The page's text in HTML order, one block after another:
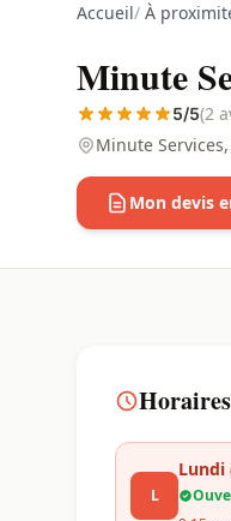
Accueil/ À
Minute
5/5(2
Minute
Mon devis
L
Lundi